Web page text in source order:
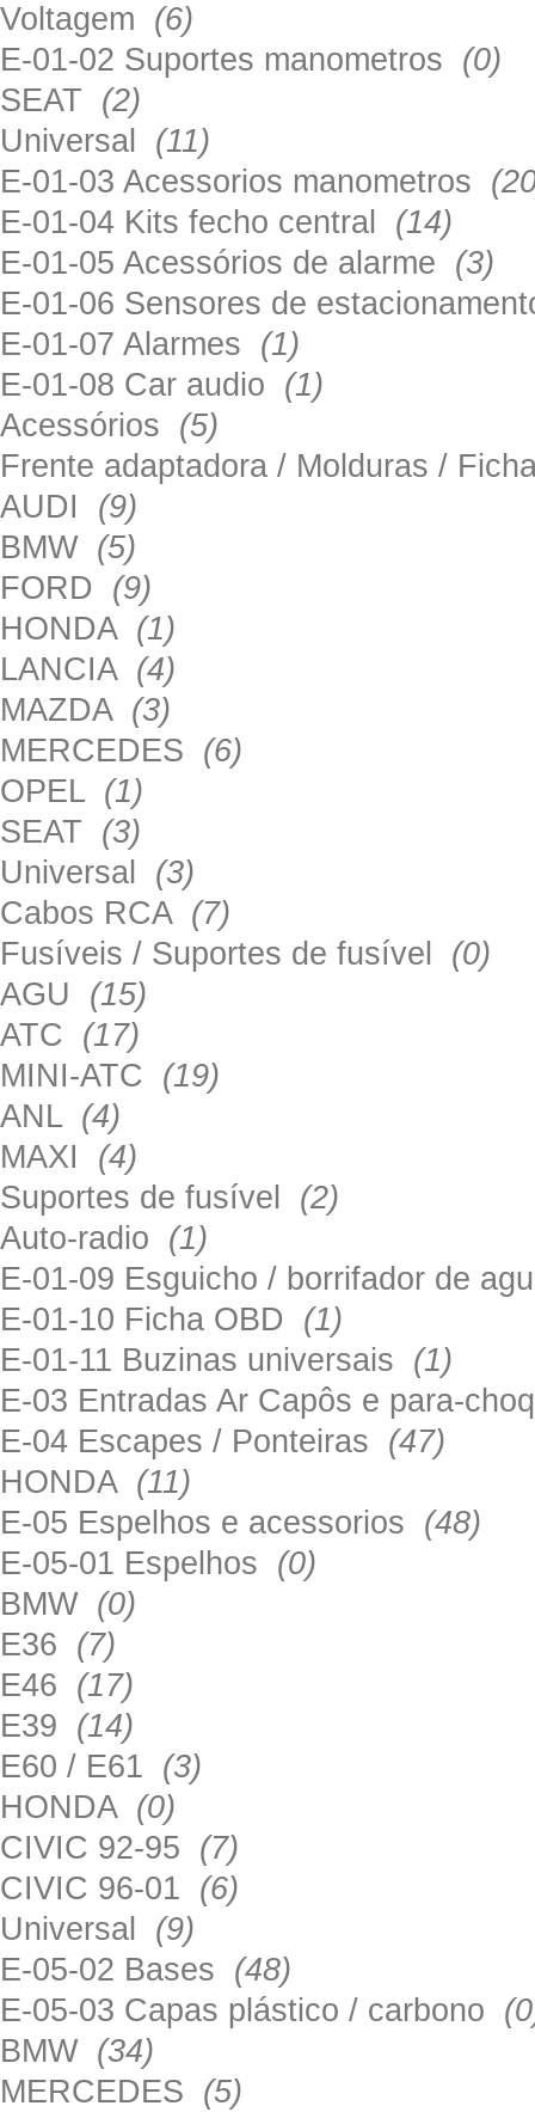
Voltagem (6)
E-01-02 Suportes manometros (0)
SEAT (2)
Universal (11)
E-01-03 Acessorios manometros
E-01-04 Kits fecho central (14)
E-01-05 Acessórios de alarme (3)
E-01-06 Sensores de
E-01-07 Alarmes (1)
E-01-08 Car audio (1)
Acessórios (5)
Frente adaptadora / Molduras /
AUDI (9)
BMW (5)
FORD (9)
HONDA (1)
LANCIA (4)
MAZDA (3)
MERCEDES (6)
OPEL (1)
SEAT (3)
Universal (3)
Cabos RCA (7)
Fusíveis / Suportes de fusível (0)
AGU (15)
ATC (17)
MINI-ATC (19)
ANL (4)
MAXI (4)
Suportes de fusível (2)
Auto-radio (1)
E-01-09 Esguicho / borrifador de
E-01-10 Ficha OBD (1)
E-01-11 Buzinas universais (1)
E-03 Entradas Ar Capôs e para-
E-04 Escapes / Ponteiras (47)
HONDA (11)
E-05 Espelhos e acessorios (48)
E-05-01 Espelhos (0)
BMW (0)
E36 (7)
E46 (17)
E39 (14)
E60 / E61 (3)
HONDA (0)
CIVIC 92-95 (7)
CIVIC 96-01 (6)
Universal (9)
E-05-02 Bases (48)
E-05-03 Capas plástico / carbono
BMW (34)
MERCEDES (5)